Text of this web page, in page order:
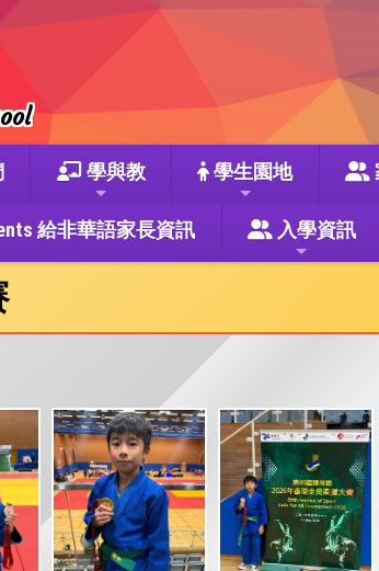
學與教 學生園地
給非華語家長資訊 入學資訊